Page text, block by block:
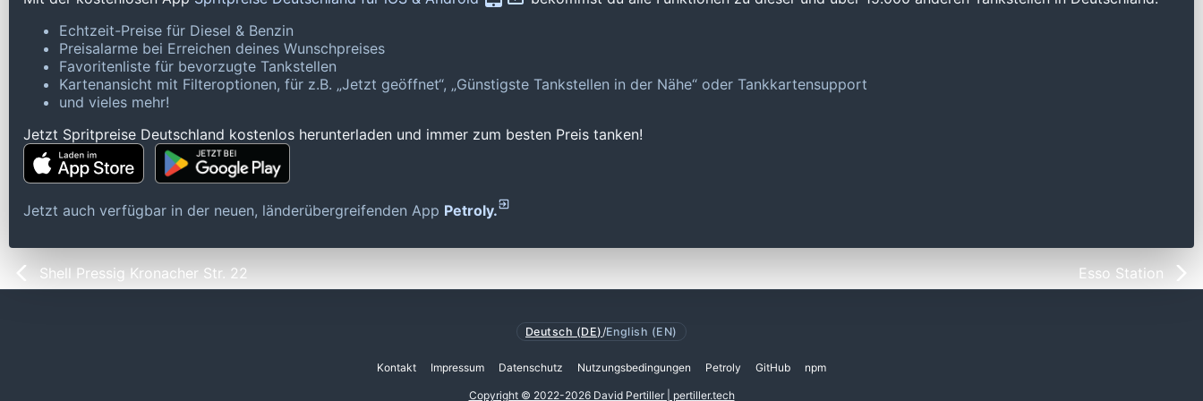
Echtzeit-Preise für Diesel & Benzin
Preisalarme bei Erreichen deines Wunschpreises
Favoritenliste für bevorzugte Tankstellen
Kartenansicht mit Filteroptionen, für z.B. „Jetzt geöffnet“, „Günstigste Tankstellen in der Nähe“ oder Tankkartensupport
und vieles mehr!
Jetzt Spritpreise Deutschland kostenlos herunterladen und immer zum besten Preis tanken!
Jetzt auch verfügbar in der neuen, länderübergreifenden App Petroly.
Shell Pressig Kronacher Str. 22 Esso Station
Deutsch (DE) /English (EN)
Kontakt Impressum Datenschutz Nutzungsbedingungen Petroly GitHub npm
Copyright © 2022-2026 David Pertiller | pertiller.tech